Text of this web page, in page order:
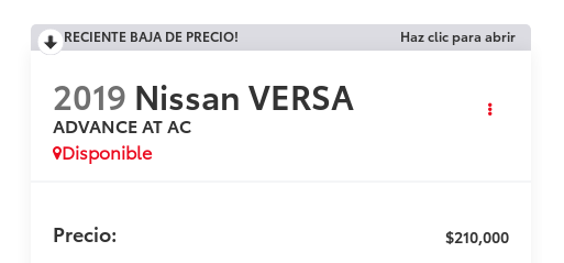
RECIENTE BAJA DE PRECIO! Haz clic para abrir
2019 Nissan VERSA
ADVANCE AT AC
Disponible
Precio: $210,000